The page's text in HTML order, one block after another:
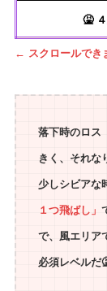
🤮
← スクロールでき
落下時のロス
きく、それな
少しシビアな
１つ飛ばし」
で、風エリア
必須レベルだ